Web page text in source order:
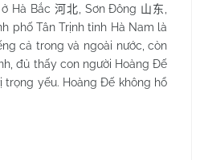
ở Hà Bắc河北 , Sơn Đông 山东
phố Tân Trịnh tỉnh Hà Nam là
cả trong và ngoài nước, còn
đủ thấy con người Hoàng Đế
trọng yếu. Hoàng Đế không hổ